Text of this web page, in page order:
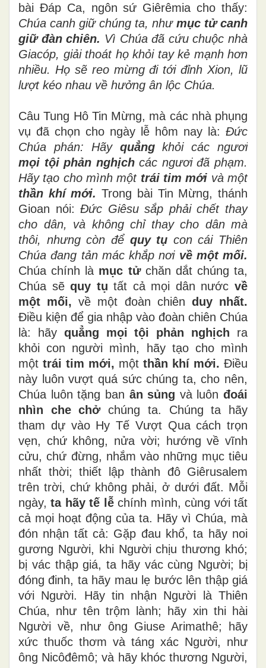
bài Đáp Ca, ngôn sứ Giêrêmia cho thấy:
Chúa canh giữ chúng ta, như mục tử canh
giữ đàn chiên. Vì Chúa đã cứu chuộc nhà
Giacóp, giải thoát họ khỏi tay kẻ mạnh hơn
nhiều. Họ sẽ reo mừng đi tới đỉnh Xion, lũ
lượt kéo nhau về hưởng ân lộc Chúa.
Câu Tung Hô Tin Mừng, mà các nhà phụng
vụ đã chọn cho ngày lễ hôm nay là: Đức
Chúa phán: Hãy quẳngkhỏi các ngươi
mọi tội phản nghịchcác ngươi đã phạm.
Hãy tạo cho mình một trái tim mới và một
thần khí mới. Trong bài Tin Mừng, thánh
Gioan nói:Đức Giêsu sắp phải chết thay
cho dân, và không chỉ thay cho dân mà
thôi, nhưng còn để quy tụ con cái Thiên
Chúa đang tản mác khắp nơi về một mối.
Chúa chính là mục tửchăn dắt chúng ta,
Chúa sẽquy tụ tất cả mọi dân nướcvề
một mối, về một đoàn chiên duy nhất.
Điều kiện để gia nhập vào đoàn chiên Chúa
là: hãy quẳng mọi tội phản nghịch ra
khỏi con người mình, hãy tạo cho mình
một trái tim mới, một thần khí mới. Điều
này luôn vượt quá sức chúng ta, cho nên,
Chúa luôn tặng ban ân sủng và luôn đoái
nhìn che chởchúng ta. Chúng ta hãy
tham dự vào Hy Tế Vượt Qua cách trọn
vẹn, chứ không, nửa vời; hướng về vĩnh
cửu, chứ đừng, nhắm vào những mục tiêu
nhất thời; thiết lập thành đô Giêrusalem
trên trời, chứ không phải, ở dưới đất. Mỗi
ngày,ta hãy tế lễchính mình, cùng với tất
cả mọi hoạt động của ta. Hãy vì Chúa, mà
đón nhận tất cả: Gặp đau khổ, ta hãy noi
gương Người, khi Người chịu thương khó;
bị vác thập giá, ta hãy vác cùng Người; bị
đóng đinh, ta hãy mau lẹ bước lên thập giá
với Người. Hãy tin nhận Người là Thiên
Chúa, như tên trộm lành; hãy xin thi hài
Người về, như ông Giuse Arimathê; hãy
xức thuốc thơm và táng xác Người, như
ông Nicôđêmô; và hãy khóc thương Người,